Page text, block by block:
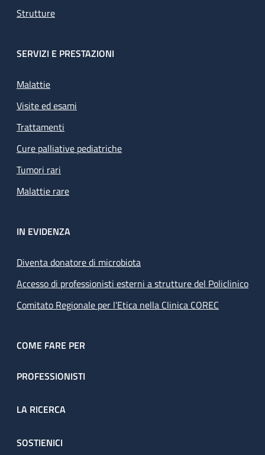
Strutture
SERVIZI E PRESTAZIONI
Malattie
Visite ed esami
Trattamenti
Cure palliative pediatriche
Tumori rari
Malattie rare
IN EVIDENZA
Diventa donatore di microbiota
Accesso di professionisti esterni a strutture del Policlinico
Comitato Regionale per l’Etica nella Clinica COREC
COME FARE PER
PROFESSIONISTI
LA RICERCA
SOSTIENICI